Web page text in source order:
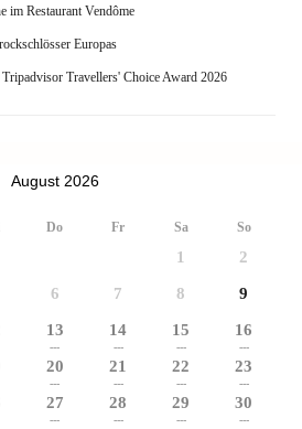
im Restaurant Vendôme
Europas
Travellers' Choice Award 2026
August 2026
Do Fr Sa So
1 2
6 7 8 9
13
---
14
---
15
---
16
---
20
---
21
---
22
---
23
---
27
---
28
---
29
---
30
---